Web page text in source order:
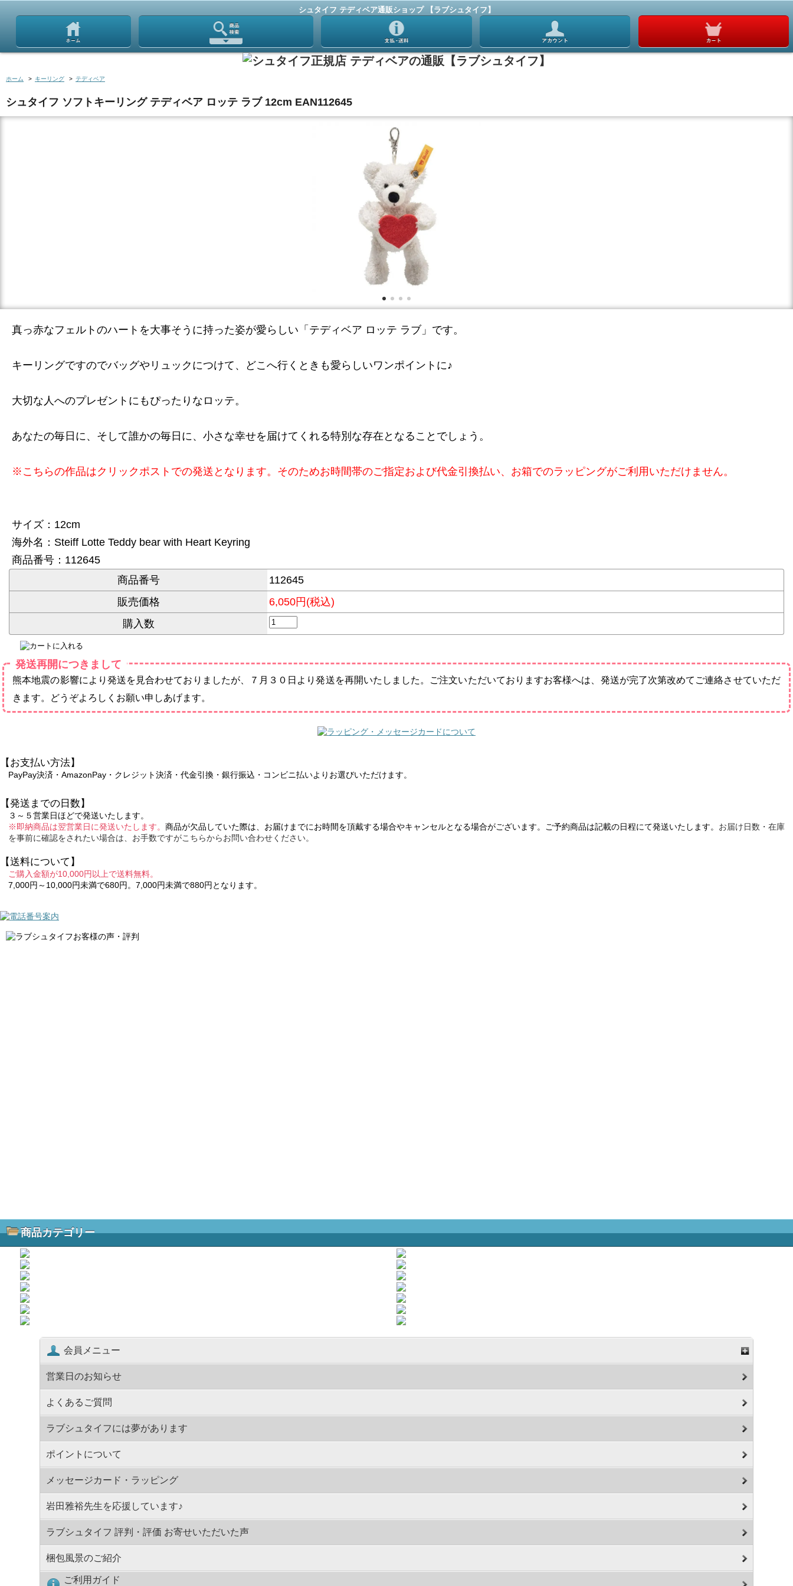
シュタイフ テディベア通販ショップ 【ラブシュタイフ】
ホーム > キーリング > テディベア
シュタイフ ソフトキーリング テディベア ロッテ ラブ 12cm EAN112645
真っ赤なフェルトのハートを大事そうに持った姿が愛らしい「テディベア ロッテ ラブ」です。
キーリングですのでバッグやリュックにつけて、どこへ行くときも愛らしいワンポイントに♪
大切な人へのプレゼントにもぴったりなロッテ。
あなたの毎日に、そして誰かの毎日に、小さな幸せを届けてくれる特別な存在となることでしょう。
※こちらの作品はクリックポストでの発送となります。そのためお時間帯のご指定および代金引換払い、お箱でのラッピングがご利用いただけません。
サイズ：12cm
海外名：Steiff Lotte Teddy bear with Heart Keyring
商品番号：112645
商品番号
112645
販売価格
6,050円(税込)
購入数
発送再開につきまして
熊本地震の影響により発送を見合わせておりましたが、７月３０日より発送を再開いたしました。ご注文いただいておりますお客様へは、発送が完了次第改めてご連絡させていただ
きます。どうぞよろしくお願い申しあげます。
【お支払い方法】
PayPay決済・AmazonPay・クレジット決済・代金引換・銀行振込・コンビニ払いよりお選びいただけます。
【発送までの日数】
３～５営業日ほどで発送いたします。
※即納商品は翌営業日に発送いたします。 商品が欠品していた際は、お届けまでにお時間を頂戴する場合やキャンセルとなる場合がございます。ご予約商品は記載の日程にて発送いたします。 お届け日数・在庫
を事前に確認をされたい場合は、お手数ですがこちらからお問い合わせください。
【送料について】
ご購入金額が10,000円以上で送料無料。
7,000円～10,000円未満で680円。7,000円未満で880円となります。
商品カテゴリー
会員メニュー
営業日のお知らせ
よくあるご質問
ラブシュタイフには夢があります
ポイントについて
メッセージカード・ラッピング
岩田雅裕先生を応援しています♪
ラブシュタイフ 評判・評価 お寄せいただいた声
梱包風景のご紹介
ご利用ガイド